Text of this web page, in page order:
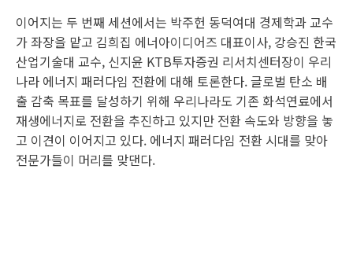
이어지는 두 번째 세션에서는 박주헌 동덕여대 경제학과 교수
가 좌장을 맡고 김희집 에너아이디어즈 대표이사, 강승진 한국
산업기술대 교수, 신지윤 KTB투자증권 리서치센터장이 우리
나라 에너지 패러다임 전환에 대해 토론한다. 글로벌 탄소 배
출 감축 목표를 달성하기 위해 우리나라도 기존 화석연료에서
재생에너지로 전환을 추진하고 있지만 전환 속도와 방향을 놓
고 이견이 이어지고 있다. 에너지 패러다임 전환 시대를 맞아
전문가들이 머리를 맞댄다.